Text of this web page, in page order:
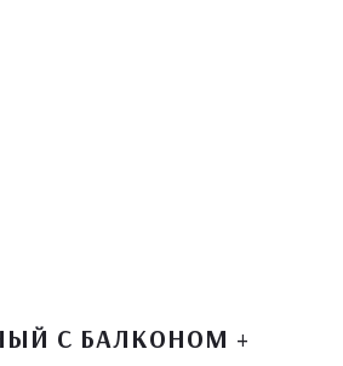
С БАЛКОНОМ +